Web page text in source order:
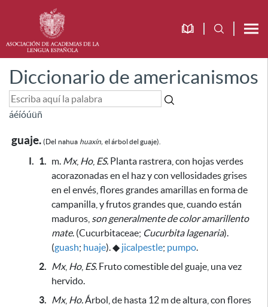
Diccionario de americanismos
áéíóúüñ
guaje. (Del nahua huaxín, el árbol del guaje).
I. 1. m. Mx, Ho, ES. Planta rastrera, con hojas verdes
acorazonadas en el haz y con vellosidades grises
en el envés, flores grandes amarillas en forma de
campanilla, y frutos grandes que, cuando están
maduros, son generalmente de color amarillento
mate. (Cucurbitaceae; Cucurbita lagenaria).
(guash; huaje).◆ jicalpestle; pumpo.
2. Mx, Ho, ES. Fruto comestible del guaje, una vez
hervido.
3. Mx, Ho.Árbol, de hasta 12 m de altura, con flores